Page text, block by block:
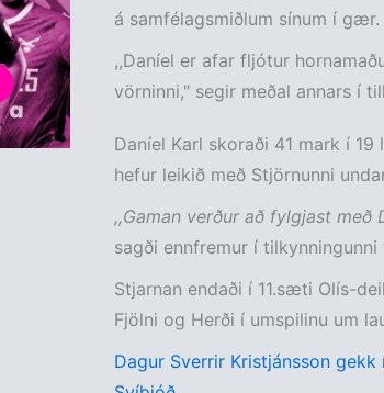
á samfélagsmiðlum sínum í gær.
,,Daníel er afar fljótur
vörninni," segir meðal annars í
Daníel Karl skoraði 41 mark í
hefur leikið með Stjörnunni
,,Gaman verður að fylgjast
sagði ennfremur í tilkynningunni
Stjarnan endaði í 11.sæti Olís-
Fjölni og Herði í umspilinu um
Dagur Sverrir Kristjánsson